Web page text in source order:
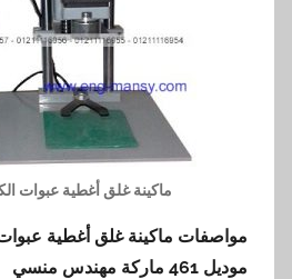
ماكينة غلق أغطية عبوات
مواصفات ماكينة غلق أغطية عبوات
موديل 461 ماركة مهندس منسي